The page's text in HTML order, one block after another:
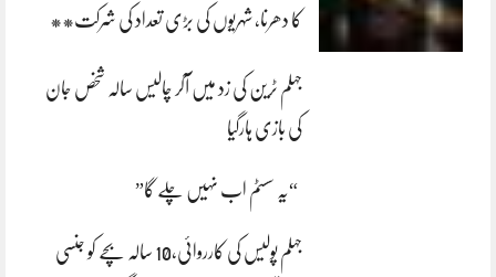
کا دھرنا، شہریوں کی بڑی تعداد کی شرکت**
جہلم ٹرین کی زد میں آکر چالیس سالہ شخص جان
کی بازی ہارگیا
“یہ سسٹم اب نہیں چلے گا”
جہلم پولیس کی کارروائی،10 سالہ بچے کو جنسی